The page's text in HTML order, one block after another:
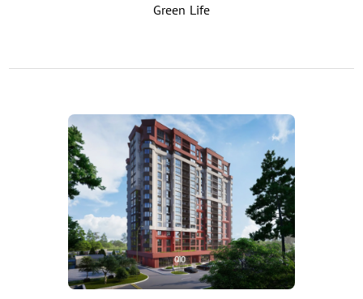
Green Life